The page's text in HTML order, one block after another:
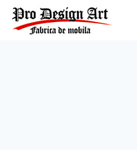
Skip
content